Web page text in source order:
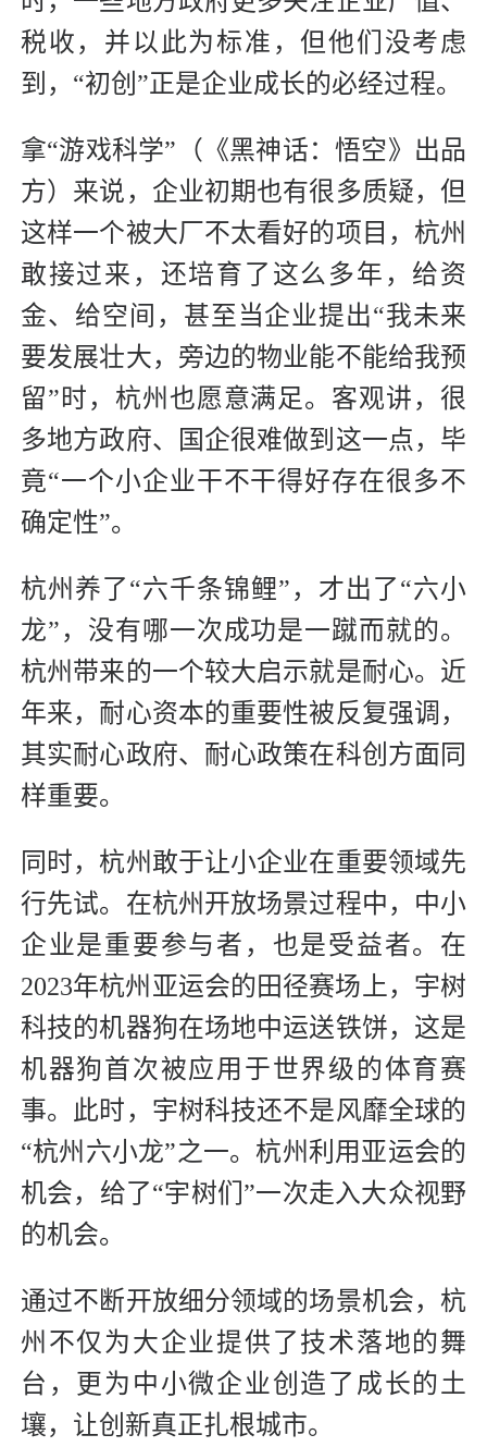
税收，并以此为标准，但他们没考虑
到，“初创”正是企业成长的必经过程。
拿“游戏科学”（《黑神话：悟空》出品
方）来说，企业初期也有很多质疑，但
这样一个被大厂不太看好的项目，杭州
敢接过来，还培育了这么多年，给资
金、给空间，甚至当企业提出“我未来
要发展壮大，旁边的物业能不能给我预
留”时，杭州也愿意满足。客观讲，很
多地方政府、国企很难做到这一点，毕
竟“一个小企业干不干得好存在很多不
确定性”。
杭州养了“六千条锦鲤”，才出了“六小
龙”，没有哪一次成功是一蹴而就的。
杭州带来的一个较大启示就是耐心。近
年来，耐心资本的重要性被反复强调，
其实耐心政府、耐心政策在科创方面同
样重要。
同时，杭州敢于让小企业在重要领域先
行先试。在杭州开放场景过程中，中小
企业是重要参与者，也是受益者。在
2023年杭州亚运会的田径赛场上，宇树
科技的机器狗在场地中运送铁饼，这是
机器狗首次被应用于世界级的体育赛
事。此时，宇树科技还不是风靡全球的
“杭州六小龙”之一。杭州利用亚运会的
机会，给了“宇树们”一次走入大众视野
的机会。
通过不断开放细分领域的场景机会，杭
州不仅为大企业提供了技术落地的舞
台，更为中小微企业创造了成长的土
壤，让创新真正扎根城市。